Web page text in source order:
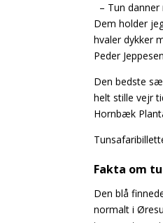
– Tun
Dem holder
hvaler dykker
Peder
Den bedste
helt stille vejr
Hornbæk
Fakta om
Den blå
normalt i